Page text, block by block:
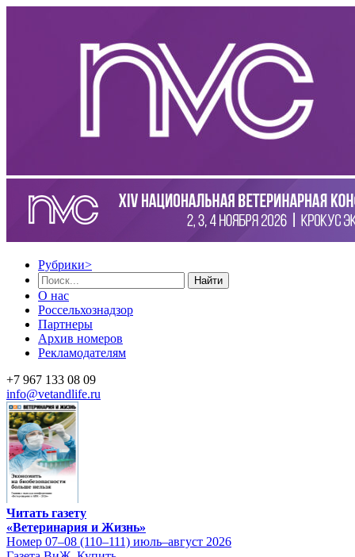
Рубрики>
Найти
О нас
Россельхознадзор
Партнеры
Архив номеров
Рекламодателям
+7 967 133 08 09
info@vetandlife.ru
Читать газету
«Ветеринария и Жизнь»
Номер 07–08 (110–111) июль–август 2026